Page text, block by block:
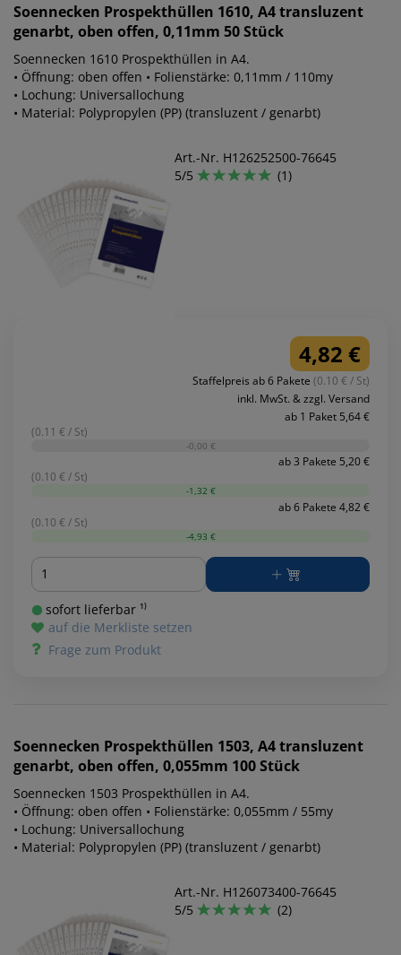
Soennecken Prospekthüllen 1610, A4 transluzent
genarbt, oben offen, 0,11mm 50 Stück
Soennecken 1610 Prospekthüllen in A4.
• Öffnung: oben offen • Folienstärke: 0,11mm / 110my
• Lochung: Universallochung
• Material: Polypropylen (PP) (transluzent / genarbt)
Art.-Nr. H126252500-76645
5/5
(1)
4,82 €
Staffelpreis ab 6 Pakete (0.10 € / St)
inkl. MwSt. & zzgl. Versand
ab 1 Paket 5,64 €
(0.11 € / St)
-0,00 €
ab 3 Pakete 5,20 €
(0.10 € / St)
-1,32 €
ab 6 Pakete 4,82 €
(0.10 € / St)
-4,93 €
Menge
sofort lieferbar ¹⁾
auf die Merkliste setzen
Frage zum Produkt
Soennecken Prospekthüllen 1503, A4 transluzent
genarbt, oben offen, 0,055mm 100 Stück
Soennecken 1503 Prospekthüllen in A4.
• Öffnung: oben offen • Folienstärke: 0,055mm / 55my
• Lochung: Universallochung
• Material: Polypropylen (PP) (transluzent / genarbt)
Art.-Nr. H126073400-76645
5/5
(2)